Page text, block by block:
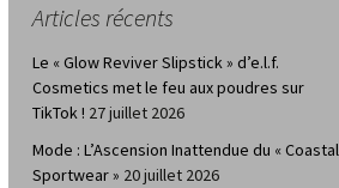
Articles récents
Le « Glow Reviver Slipstick » d’e.l.f.
Cosmetics met le feu aux poudres sur
TikTok ! 27 juillet 2026
Mode : L’Ascension Inattendue du « Coastal
Sportwear » 20 juillet 2026